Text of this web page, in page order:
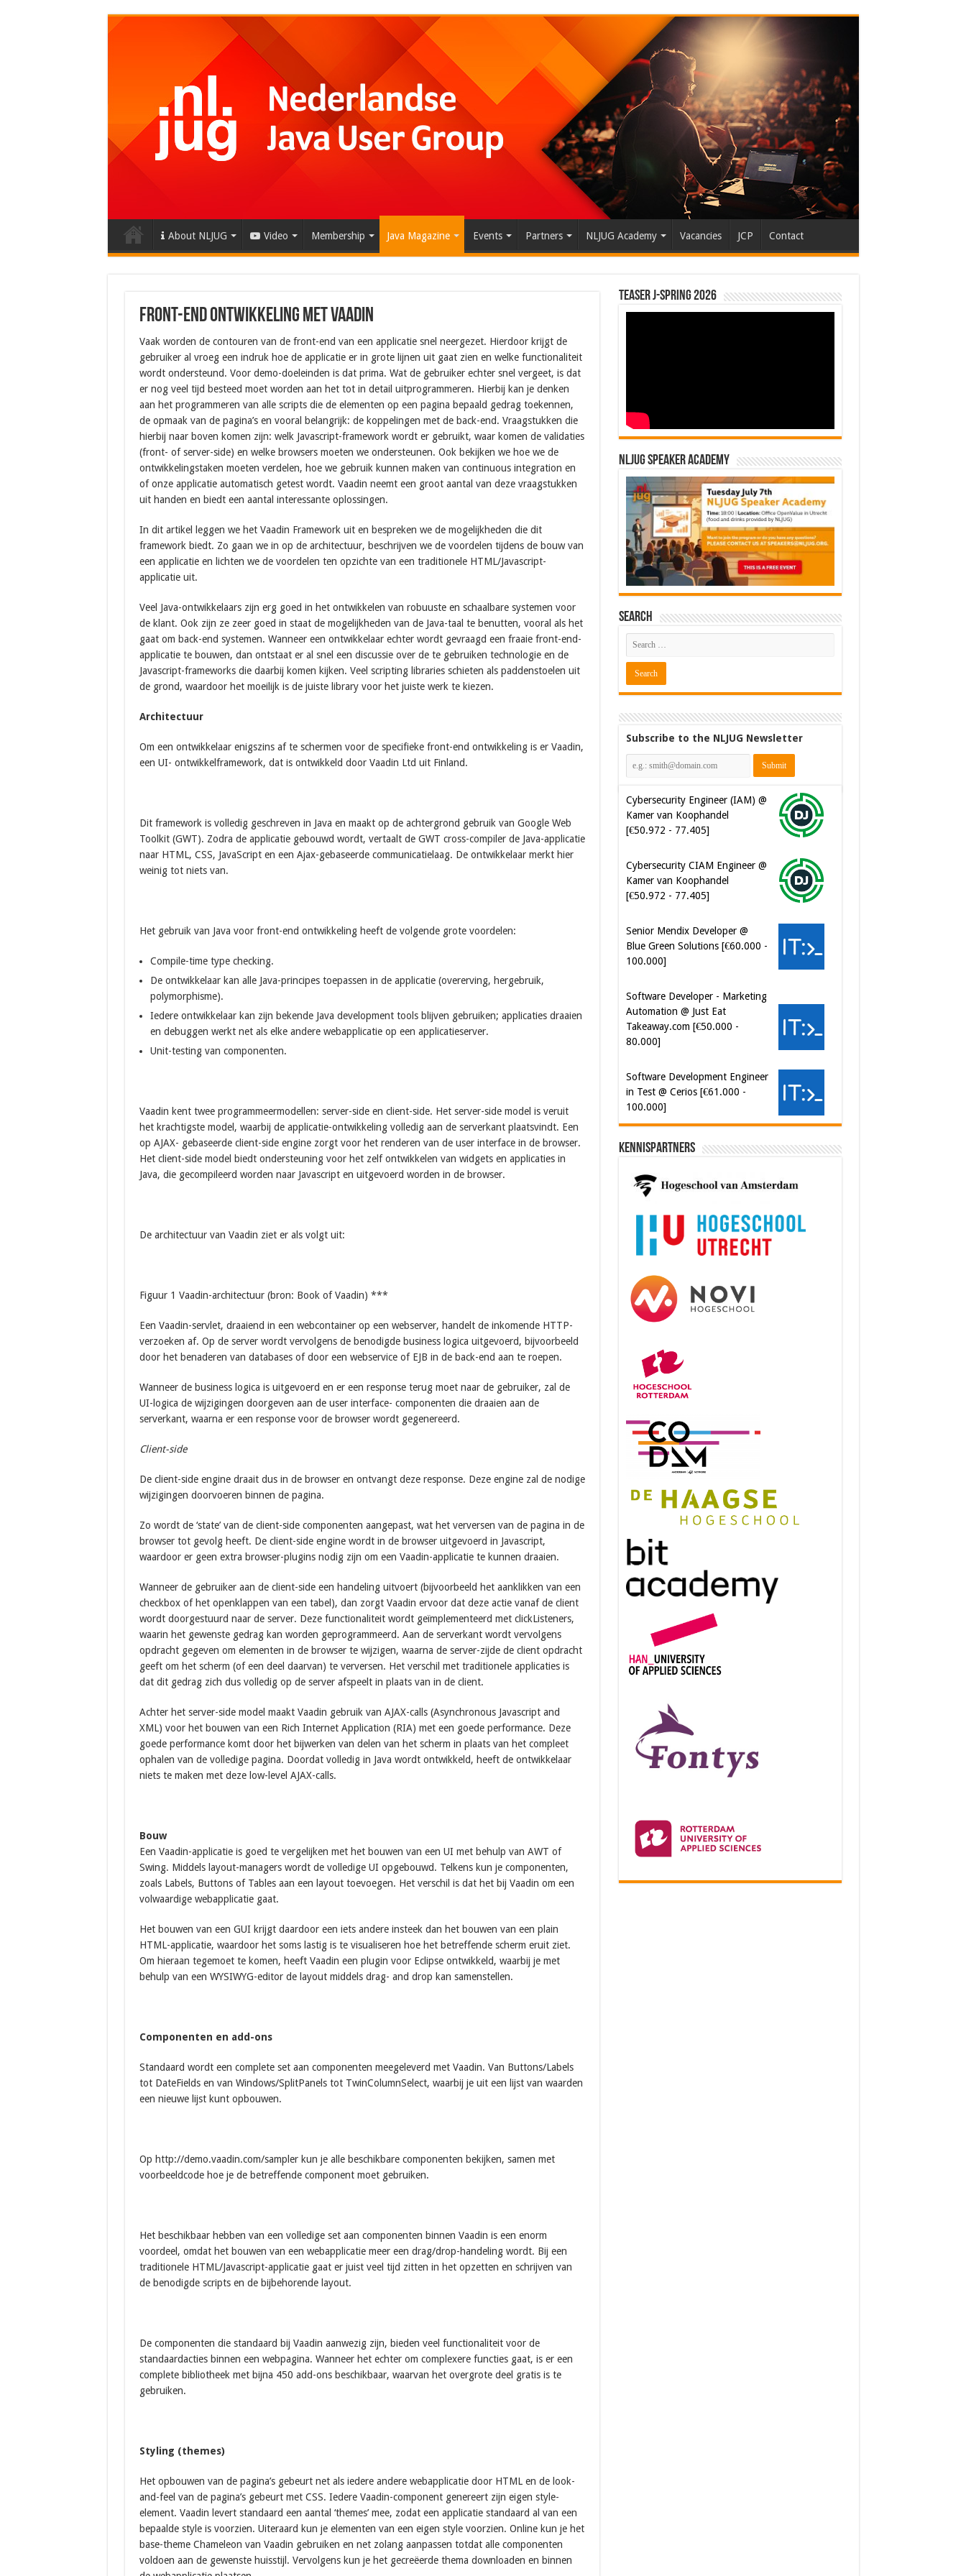
About NLJUG Video Membership Java Magazine Events Partners NLJUG Academy Vacancies JCP Contact
Front-end ontwikkeling met Vaadin
Vaak worden de contouren van de front-end van een applicatie snel neergezet. Hierdoor krijgt de
gebruiker al vroeg een indruk hoe de applicatie er in grote lijnen uit gaat zien en welke functionaliteit
wordt ondersteund. Voor demo-doeleinden is dat prima. Wat de gebruiker echter snel vergeet, is dat
er nog veel tijd besteed moet worden aan het tot in detail uitprogrammeren. Hierbij kan je denken
aan het programmeren van alle scripts die de elementen op een pagina bepaald gedrag toekennen,
de opmaak van de pagina’s en vooral belangrijk: de koppelingen met de back-end. Vraagstukken die
hierbij naar boven komen zijn: welk Javascript-framework wordt er gebruikt, waar komen de validaties
(front- of server-side) en welke browsers moeten we ondersteunen. Ook bekijken we hoe we de
ontwikkelingstaken moeten verdelen, hoe we gebruik kunnen maken van continuous integration en
of onze applicatie automatisch getest wordt. Vaadin neemt een groot aantal van deze vraagstukken
uit handen en biedt een aantal interessante oplossingen.
In dit artikel leggen we het Vaadin Framework uit en bespreken we de mogelijkheden die dit
framework biedt. Zo gaan we in op de architectuur, beschrijven we de voordelen tijdens de bouw van
een applicatie en lichten we de voordelen ten opzichte van een traditionele HTML/Javascript-
applicatie uit.
Veel Java-ontwikkelaars zijn erg goed in het ontwikkelen van robuuste en schaalbare systemen voor
de klant. Ook zijn ze zeer goed in staat de mogelijkheden van de Java-taal te benutten, vooral als het
gaat om back-end systemen. Wanneer een ontwikkelaar echter wordt gevraagd een fraaie front-end-
applicatie te bouwen, dan ontstaat er al snel een discussie over de te gebruiken technologie en de
Javascript-frameworks die daarbij komen kijken. Veel scripting libraries schieten als paddenstoelen uit
de grond, waardoor het moeilijk is de juiste library voor het juiste werk te kiezen.
Architectuur
Om een ontwikkelaar enigszins af te schermen voor de specifieke front-end ontwikkeling is er Vaadin,
een UI- ontwikkelframework, dat is ontwikkeld door Vaadin Ltd uit Finland.
Dit framework is volledig geschreven in Java en maakt op de achtergrond gebruik van Google Web
Toolkit (GWT). Zodra de applicatie gebouwd wordt, vertaalt de GWT cross-compiler de Java-applicatie
naar HTML, CSS, JavaScript en een Ajax-gebaseerde communicatielaag. De ontwikkelaar merkt hier
weinig tot niets van.
Het gebruik van Java voor front-end ontwikkeling heeft de volgende grote voordelen:
Compile-time type checking.
De ontwikkelaar kan alle Java-principes toepassen in de applicatie (overerving, hergebruik,
polymorphisme).
Iedere ontwikkelaar kan zijn bekende Java development tools blijven gebruiken; applicaties draaien
en debuggen werkt net als elke andere webapplicatie op een applicatieserver.
Unit-testing van componenten.
Vaadin kent twee programmeermodellen: server-side en client-side. Het server-side model is veruit
het krachtigste model, waarbij de applicatie-ontwikkeling volledig aan de serverkant plaatsvindt. Een
op AJAX- gebaseerde client-side engine zorgt voor het renderen van de user interface in de browser.
Het client-side model biedt ondersteuning voor het zelf ontwikkelen van widgets en applicaties in
Java, die gecompileerd worden naar Javascript en uitgevoerd worden in de browser.
De architectuur van Vaadin ziet er als volgt uit:
Figuur 1 Vaadin-architectuur (bron: Book of Vaadin) ***
Een Vaadin-servlet, draaiend in een webcontainer op een webserver, handelt de inkomende HTTP-
verzoeken af. Op de server wordt vervolgens de benodigde business logica uitgevoerd, bijvoorbeeld
door het benaderen van databases of door een webservice of EJB in de back-end aan te roepen.
Wanneer de business logica is uitgevoerd en er een response terug moet naar de gebruiker, zal de
UI-logica de wijzigingen doorgeven aan de user interface- componenten die draaien aan de
serverkant, waarna er een response voor de browser wordt gegenereerd.
Client-side
De client-side engine draait dus in de browser en ontvangt deze response. Deze engine zal de nodige
wijzigingen doorvoeren binnen de pagina.
Zo wordt de ‘state’ van de client-side componenten aangepast, wat het verversen van de pagina in de
browser tot gevolg heeft. De client-side engine wordt in de browser uitgevoerd in Javascript,
waardoor er geen extra browser-plugins nodig zijn om een Vaadin-applicatie te kunnen draaien.
Wanneer de gebruiker aan de client-side een handeling uitvoert (bijvoorbeeld het aanklikken van een
checkbox of het openklappen van een tabel), dan zorgt Vaadin ervoor dat deze actie vanaf de client
wordt doorgestuurd naar de server. Deze functionaliteit wordt geïmplementeerd met clickListeners,
waarin het gewenste gedrag kan worden geprogrammeerd. Aan de serverkant wordt vervolgens
opdracht gegeven om elementen in de browser te wijzigen, waarna de server-zijde de client opdracht
geeft om het scherm (of een deel daarvan) te verversen. Het verschil met traditionele applicaties is
dat dit gedrag zich dus volledig op de server afspeelt in plaats van in de client.
Achter het server-side model maakt Vaadin gebruik van AJAX-calls (Asynchronous Javascript and
XML) voor het bouwen van een Rich Internet Application (RIA) met een goede performance. Deze
goede performance komt door het bijwerken van delen van het scherm in plaats van het compleet
ophalen van de volledige pagina. Doordat volledig in Java wordt ontwikkeld, heeft de ontwikkelaar
niets te maken met deze low-level AJAX-calls.
Bouw
Een Vaadin-applicatie is goed te vergelijken met het bouwen van een UI met behulp van AWT of
Swing. Middels layout-managers wordt de volledige UI opgebouwd. Telkens kun je componenten,
zoals Labels, Buttons of Tables aan een layout toevoegen. Het verschil is dat het bij Vaadin om een
volwaardige webapplicatie gaat.
Het bouwen van een GUI krijgt daardoor een iets andere insteek dan het bouwen van een plain
HTML-applicatie, waardoor het soms lastig is te visualiseren hoe het betreffende scherm eruit ziet.
Om hieraan tegemoet te komen, heeft Vaadin een plugin voor Eclipse ontwikkeld, waarbij je met
behulp van een WYSIWYG-editor de layout middels drag- and drop kan samenstellen.
Componenten en add-ons
Standaard wordt een complete set aan componenten meegeleverd met Vaadin. Van Buttons/Labels
tot DateFields en van Windows/SplitPanels tot TwinColumnSelect, waarbij je uit een lijst van waarden
een nieuwe lijst kunt opbouwen.
Op http://demo.vaadin.com/sampler kun je alle beschikbare componenten bekijken, samen met
voorbeeldcode hoe je de betreffende component moet gebruiken.
Het beschikbaar hebben van een volledige set aan componenten binnen Vaadin is een enorm
voordeel, omdat het bouwen van een webapplicatie meer een drag/drop-handeling wordt. Bij een
traditionele HTML/Javascript-applicatie gaat er juist veel tijd zitten in het opzetten en schrijven van
de benodigde scripts en de bijbehorende layout.
De componenten die standaard bij Vaadin aanwezig zijn, bieden veel functionaliteit voor de
standaardacties binnen een webpagina. Wanneer het echter om complexere functies gaat, is er een
complete bibliotheek met bijna 450 add-ons beschikbaar, waarvan het overgrote deel gratis is te
gebruiken.
Styling (themes)
Het opbouwen van de pagina’s gebeurt net als iedere andere webapplicatie door HTML en de look-
and-feel van de pagina’s gebeurt met CSS. Iedere Vaadin-component genereert zijn eigen style-
element. Vaadin levert standaard een aantal ‘themes’ mee, zodat een applicatie standaard al van een
bepaalde style is voorzien. Uiteraard kun je elementen van een eigen style voorzien. Online kun je het
base-theme Chameleon van Vaadin gebruiken en net zolang aanpassen totdat alle componenten
voldoen aan de gewenste huisstijl. Vervolgens kun je het gecreëerde thema downloaden en binnen
Teaser J-Spring 2026
NLJUG Speaker Academy
Search
Subscribe to the NLJUG Newsletter
Cybersecurity Engineer (IAM) @
Kamer van Koophandel
[€50.972 - 77.405]
Cybersecurity CIAM Engineer @
Kamer van Koophandel
[€50.972 - 77.405]
Senior Mendix Developer @
Blue Green Solutions [€60.000 -
100.000]
Software Developer - Marketing
Automation @ Just Eat
Takeaway.com [€50.000 -
Software Development Engineer
in Test @ Cerios [€61.000 -
100.000]
Kennispartners